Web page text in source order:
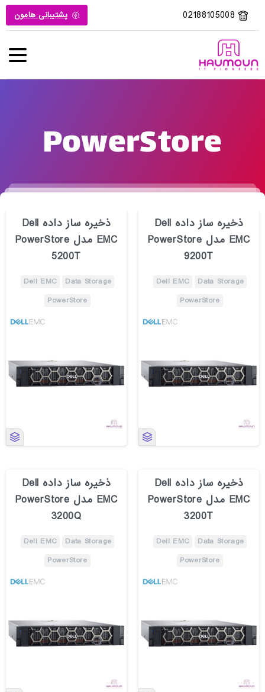
02188105008 پشتیبانی هامون
PowerStore
ذخیره ساز داده Dell
EMC مدل PowerStore
9200T
Data Storage
Dell EMC
PowerStore
ذخیره ساز داده Dell
EMC مدل PowerStore
5200T
Data Storage
Dell EMC
PowerStore
ذخیره ساز داده Dell
EMC مدل PowerStore
3200T
Data Storage
Dell EMC
PowerStore
ذخیره ساز داده Dell
EMC مدل PowerStore
3200Q
Data Storage
Dell EMC
PowerStore